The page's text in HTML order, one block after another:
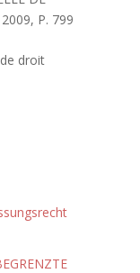
P. 799
droit